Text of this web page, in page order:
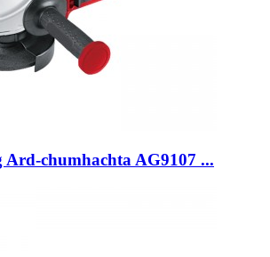
Ard-chumhachta AG9107 ...